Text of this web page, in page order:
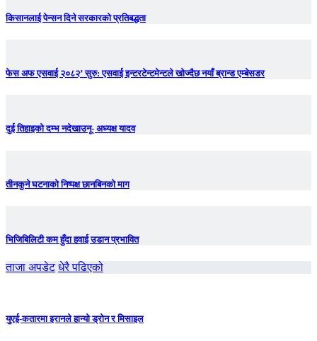
किसानलाई पेन्सन दिने सरकारको प्रतिबद्धता
फेस अफ एसवाई २०८२’ सुरु: एसवाई इन्टरटेन्टमेन्टले खोज्दैछ नयाँ ब्रान्ड एम्बेसडर
दुई तिहाइको दम्भ नदेखाउनू- अध्यक्ष यादव
तीनकुने घटनाकाे निष्पक्ष छानबिनकाे माग
भिजिबिलिटी कम हुँदा हवाई उडान प्रभावित
ताजा अपडेट धेरै पढिएको
युएई-कतारमा इरानले हान्यो ड्रोन र मिसाइल